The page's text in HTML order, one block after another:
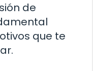
de
que te